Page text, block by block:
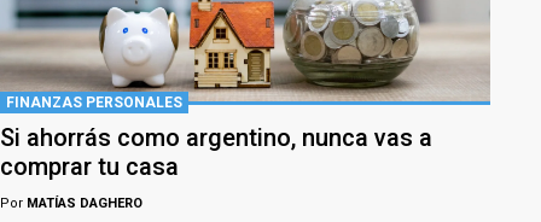
FINANZAS PERSONALES
Si ahorrás como argentino, nunca vas a
comprar tu casa
Por MATÍAS DAGHERO